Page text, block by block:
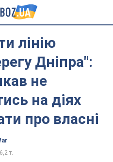
лінію
Дніпра":
не
на діях
про власні
6,2 т.